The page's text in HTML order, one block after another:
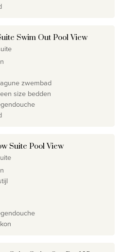
Swim Out Pool View
zwembad
size bedden
Suite Pool View